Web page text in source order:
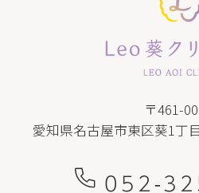
〒461-
愛知県名古屋市東区葵1丁
052-